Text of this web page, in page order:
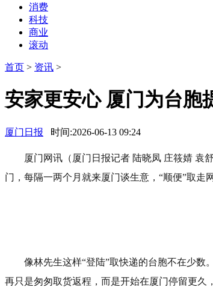
消费
科技
商业
滚动
首页 > 资讯 >
安家更安心 厦门为台胞
厦门日报 时间:2026-06-13 09:24
厦门网讯（厦门日报记者 陆晓凤 庄筱婧
门，每隔一两个月就来厦门谈生意，“顺便”取走
像林先生这样“登陆”取快递的台胞不在少
再只是匆匆取货返程，而是开始在厦门停留更久